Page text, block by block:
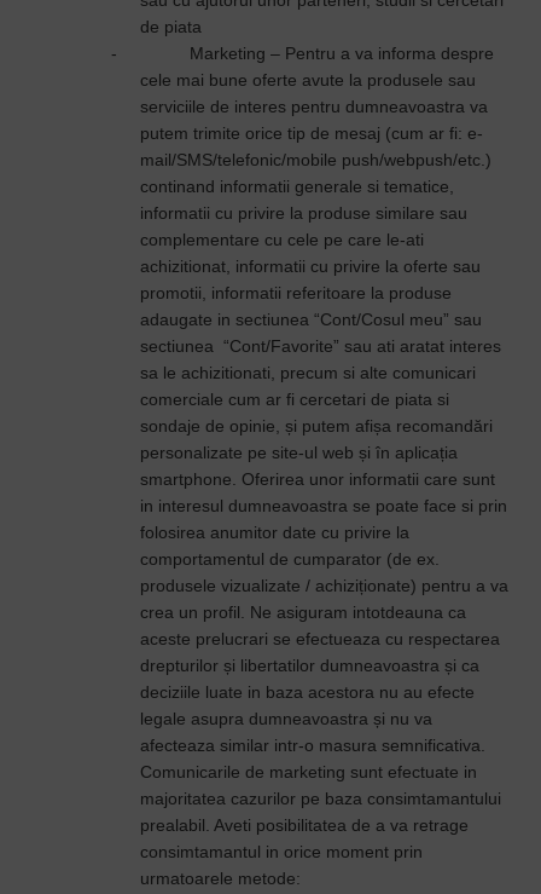
de piata
-
Marketing – Pentru a va informa despre
cele mai bune oferte avute la produsele sau
serviciile de interes pentru dumneavoastra va
putem trimite orice tip de mesaj (cum ar fi: e-
mail/SMS/telefonic/mobile push/webpush/etc.)
continand informatii generale si tematice,
informatii cu privire la produse similare sau
complementare cu cele pe care le-ati
achizitionat, informatii cu privire la oferte sau
promotii, informatii referitoare la produse
adaugate in sectiunea “Cont/Cosul meu” sau
sectiunea “Cont/Favorite” sau ati aratat interes
sa le achizitionati, precum si alte comunicari
comerciale cum ar fi cercetari de piata si
sondaje de opinie, și putem afișa recomandări
personalizate pe site-ul web și în aplicația
smartphone. Oferirea unor informatii care sunt
in interesul dumneavoastra se poate face si prin
folosirea anumitor date cu privire la
comportamentul de cumparator (de ex.
produsele vizualizate / achiziționate) pentru a va
crea un profil. Ne asiguram intotdeauna ca
aceste prelucrari se efectueaza cu respectarea
drepturilor și libertatilor dumneavoastra și ca
deciziile luate in baza acestora nu au efecte
legale asupra dumneavoastra și nu va
afecteaza similar intr-o masura semnificativa.
Comunicarile de marketing sunt efectuate in
majoritatea cazurilor pe baza consimtamantului
prealabil. Aveti posibilitatea de a va retrage
consimtamantul in orice moment prin
urmatoarele metode: